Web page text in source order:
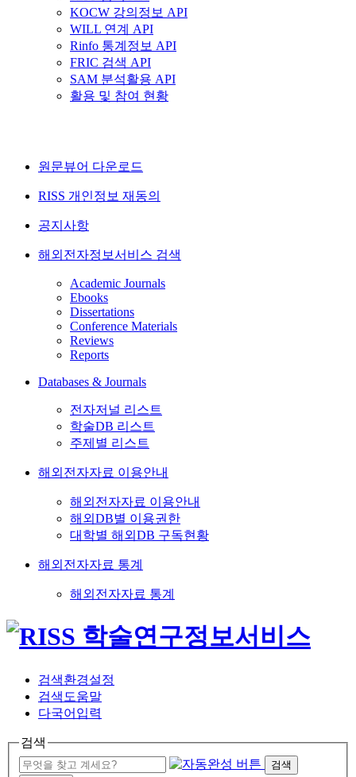
KOCW 강의정보 API
WILL 연계 API
Rinfo 통계정보 API
FRIC 검색 API
SAM 분석활용 API
활용 및 참여 현황
원문뷰어 다운로드
RISS 개인정보 재동의
공지사항
해외전자정보서비스 검색
Academic Journals
Ebooks
Dissertations
Conference Materials
Reviews
Reports
Databases & Journals
전자저널 리스트
학술DB 리스트
주제별 리스트
해외전자자료 이용안내
해외전자자료 이용안내
해외DB별 이용권한
대학별 해외DB 구독현황
해외전자자료 통계
해외전자자료 통계
검색환경설정
검색도움말
다국어입력
검색
검색